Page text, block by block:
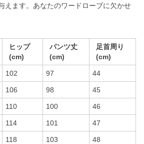
えます。あなたのワードローブに欠かせ
ヒップ
(cm)
パンツ丈
(cm)
足首周り
(cm)
102 97 44
106 98 45
110 100 46
114 101 47
118 103 48